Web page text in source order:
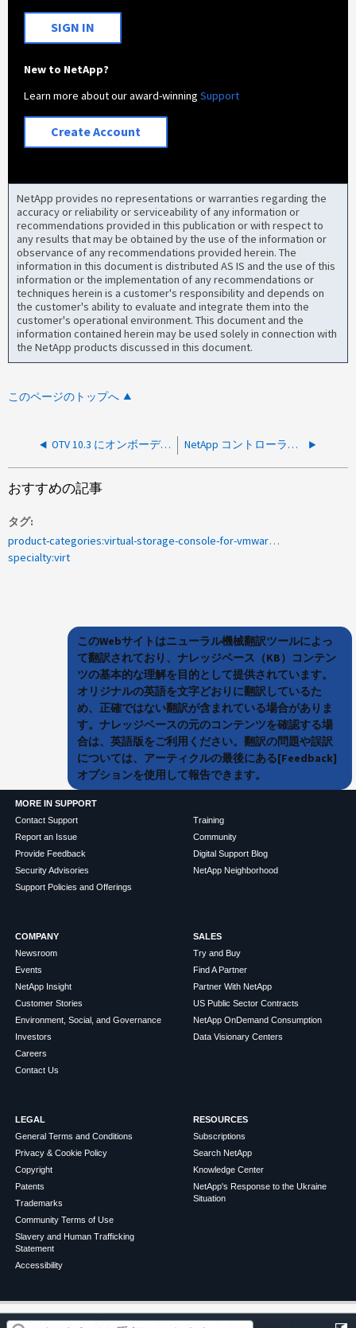
SIGN IN
New to NetApp?
Learn more about our award-winningSupport
Create Account
NetApp provides no representations or warranties regarding the
accuracy or reliability or serviceability of any information or
recommendations provided in this publication or with respect to
any results that may be obtained by the use of the information or
observance of any recommendations provided herein. The
information in this document is distributed AS IS and the use of this
information or the implementation of any recommendations or
techniques herein is a customer's responsibility and depends on
the customer's ability to evaluate and integrate them into the
customer's operational environment. This document and the
information contained herein may be used solely in connection with
the NetApp products discussed in this document.
このページのトップへ
OTV 10.3 にオンボーディングした後、クラスタのストレージ検出が失敗する NetApp コントローラ間で Storage VMotion に障害が発生します
この記事は役に立ちましたか？
おすすめの記事
タグ
product-categories:virtual-storage-console-for-vmware-vsphere
specialty:virt
このWebサイトはニューラル機械翻訳ツールによっ
て翻訳されており、ナレッジベース（KB）コンテン
ツの基本的な理解を目的として提供されています。
オリジナルの英語を文字どおりに翻訳しているた
め、正確ではない翻訳が含まれている場合がありま
す。ナレッジベースの元のコンテンツを確認する場
合は、英語版をご利用ください。翻訳の問題や誤訳
については、アーティクルの最後にある[Feedback]
オプションを使用して報告できます。
MORE IN SUPPORT
Contact Support
Report an Issue
Provide Feedback
Security Advisories
Support Policies and Offerings
Training
Community
Digital Support Blog
NetApp Neighborhood
COMPANY
Newsroom
Events
NetApp Insight
Customer Stories
Environment, Social, and Governance
Investors
Careers
Contact Us
SALES
Try and Buy
Find A Partner
Partner With NetApp
US Public Sector Contracts
NetApp OnDemand Consumption
Data Visionary Centers
LEGAL
General Terms and Conditions
Privacy & Cookie Policy
Copyright
Patents
Trademarks
Community Terms of Use
Slavery and Human Trafficking
Statement
Accessibility
RESOURCES
Subscriptions
Search NetApp
Knowledge Center
NetApp's Response to the Ukraine
Situation
©2026NetApp English Terms of Use Privacy Policy